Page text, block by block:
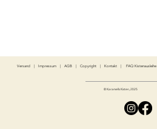
Versand| Impressum| AGB| Copyright| Kontakt| FAQ Kistenausleihe
© Karamells Kisten, 2025